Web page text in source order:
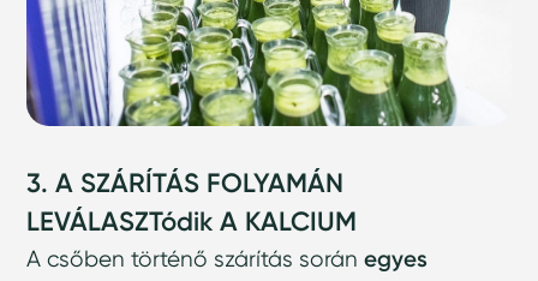
3. A SZÁRÍTÁS FOLYAMÁN
LEVÁLASZTódik A KALCIUM
A csőben történő szárítás soránegyes